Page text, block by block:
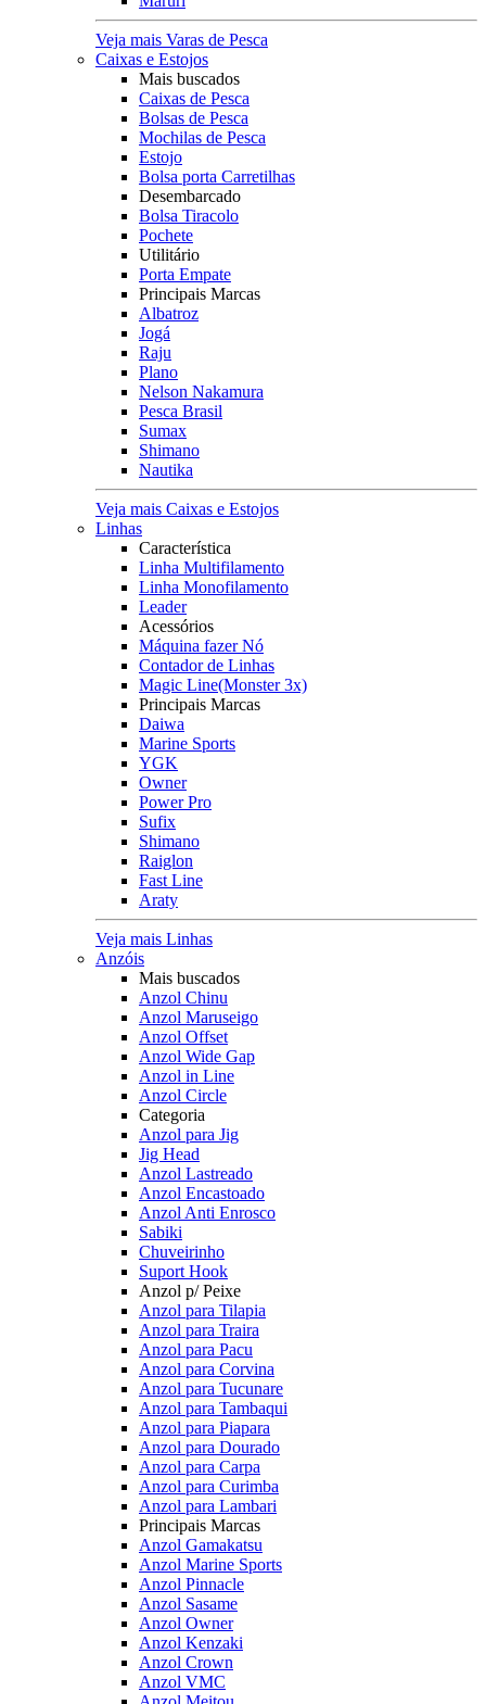
Veja mais Varas de Pesca
Caixas e Estojos
Mais buscados
Caixas de Pesca
Bolsas de Pesca
Mochilas de Pesca
Estojo
Bolsa porta Carretilhas
Desembarcado
Bolsa Tiracolo
Pochete
Utilitário
Porta Empate
Principais Marcas
Albatroz
Jogá
Raju
Plano
Nelson Nakamura
Pesca Brasil
Sumax
Shimano
Nautika
Veja mais Caixas e Estojos
Linhas
Característica
Linha Multifilamento
Linha Monofilamento
Leader
Acessórios
Máquina fazer Nó
Contador de Linhas
Magic Line(Monster 3x)
Principais Marcas
Daiwa
Marine Sports
YGK
Owner
Power Pro
Sufix
Shimano
Raiglon
Fast Line
Araty
Veja mais Linhas
Anzóis
Mais buscados
Anzol Chinu
Anzol Maruseigo
Anzol Offset
Anzol Wide Gap
Anzol in Line
Anzol Circle
Categoria
Anzol para Jig
Jig Head
Anzol Lastreado
Anzol Encastoado
Anzol Anti Enrosco
Sabiki
Chuveirinho
Suport Hook
Anzol p/ Peixe
Anzol para Tilapia
Anzol para Traira
Anzol para Pacu
Anzol para Corvina
Anzol para Tucunare
Anzol para Tambaqui
Anzol para Piapara
Anzol para Dourado
Anzol para Carpa
Anzol para Curimba
Anzol para Lambari
Principais Marcas
Anzol Gamakatsu
Anzol Marine Sports
Anzol Pinnacle
Anzol Sasame
Anzol Owner
Anzol Kenzaki
Anzol Crown
Anzol VMC